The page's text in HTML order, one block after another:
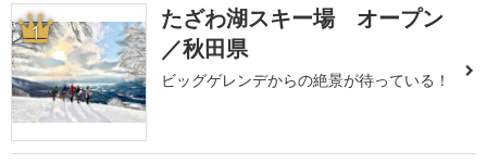
1
たざわ湖スキー場 オープン
／秋田県
ビッグゲレンデからの絶景が待っている！